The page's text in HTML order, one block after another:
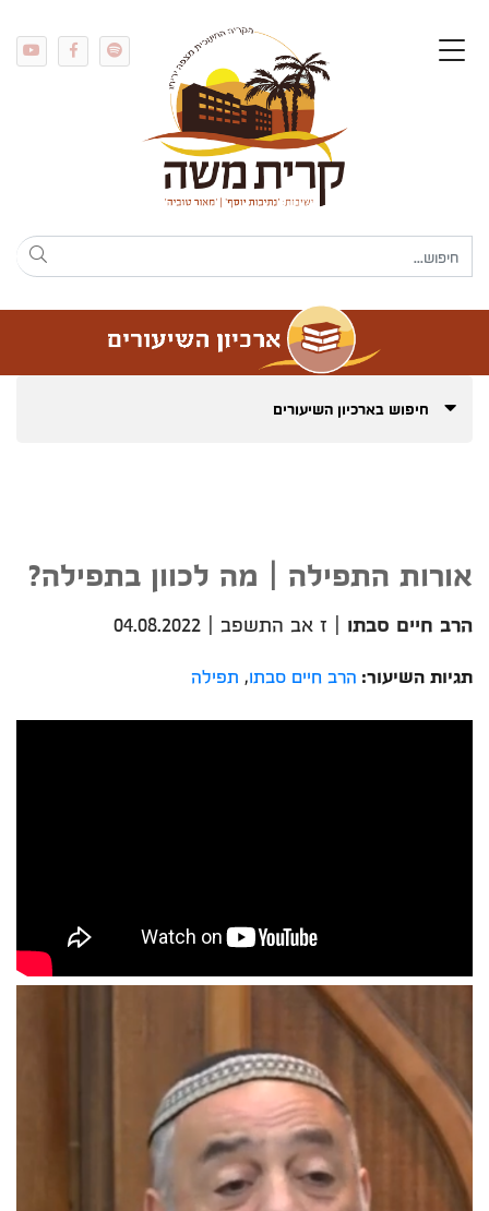
חיפוש בארכיון השיעורים
אורות התפילה | מה לכוון בתפילה?
הרב חיים סבתו | ז אב התשפב |
04.08.2022
תגיות השיעור: הרב חיים סבתו, תפילה